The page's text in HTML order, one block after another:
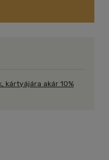
víziót ábrázol az
kártyájára akár 10%